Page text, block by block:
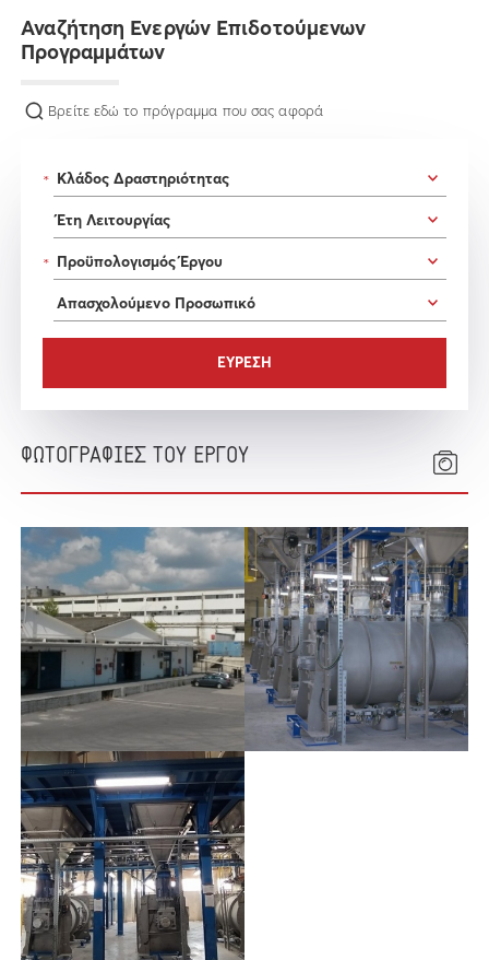
Αναζήτηση Ενεργών Επιδοτούμενων
Προγραμμάτων
Βρείτε εδώ το πρόγραμμα που σας αφορά
*
*
ΦΩΤΟΓΡΑΦΙΕΣ ΤΟΥ ΕΡΓΟΥ